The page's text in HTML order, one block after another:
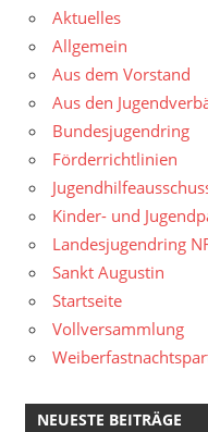
Aktuelles
Allgemein
Aus dem Vorstand
Aus den
Bundesjugendring
Förderrichtlinien
Kinder- und
Landesjugendring
Sankt Augustin
Startseite
Vollversammlung
NEUESTE BEITRÄGE